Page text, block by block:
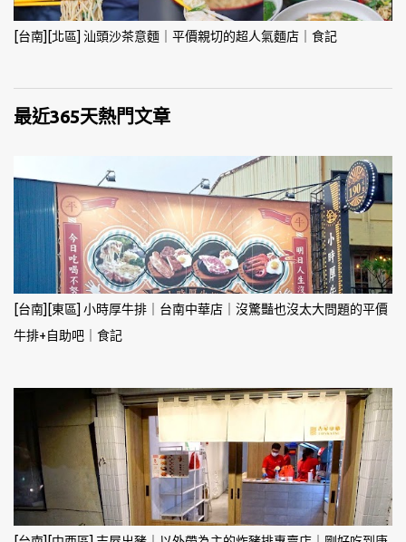
[台南][北區] 汕頭沙茶意麵｜平價親切的超人氣麵店｜食記
最近365天熱門文章
[台南][東區] 小時厚牛排｜台南中華店｜沒驚豔也沒太大問題的平價
牛排+自助吧｜食記